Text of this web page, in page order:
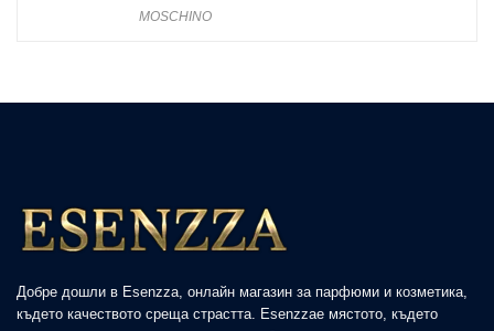
MOSCHINO
Добре дошли в Esenzza, онлайн магазин за парфюми и козметика,
където качеството среща страстта. Esenzzaе мястото, където